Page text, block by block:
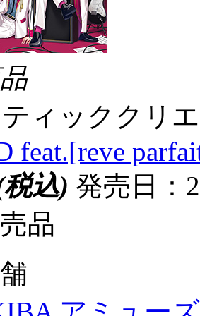
ティッククリ
feat.[reve
込) 発売日：
品